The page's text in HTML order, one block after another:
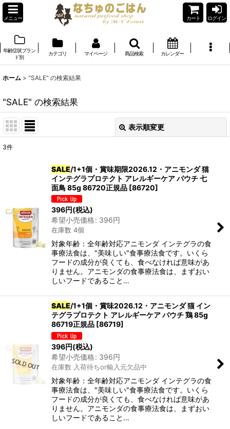
メニュー カート ログイン
年齢症状ブラン
ド別
カテゴリ マイページ 商品検索 カレンダー
ホーム > "SALE" の検索結果
"SALE" の検索結果
表示順変更
並び順:
絞り込む
3件
SALE/1+1個・賞味期限2026.12・アニモンダ 猫
インテグラプロテクト アレルギーケア パウチ 七
面鳥 85g 86720正規品 [86720]
396円(税込)
希望小売価格: 396円
在庫数 4個
対象年齢：全年齢対応アニモンダ インテグラの食
事療法食は、"美味しい"食事療法食です。いくら
フードの成分が良くても、食べなければ意味があ
りません。アニモンダの食事療法食は、まずおい
しいフードであること…
SALE/1+1個・賞味2026.12・アニモンダ 猫 イン
テグラプロテクト アレルギーケア パウチ 鶏 85g
86719正規品 [86719]
396円(税込)
希望小売価格: 396円
在庫数 入荷待ちor輸入元欠品中
対象年齢：全年齢対応アニモンダ インテグラの食
事療法食は、"美味しい"食事療法食です。いくら
フードの成分が良くても、食べなければ意味があ
りません。アニモンダの食事療法食は、まずおい
しいフードであること…